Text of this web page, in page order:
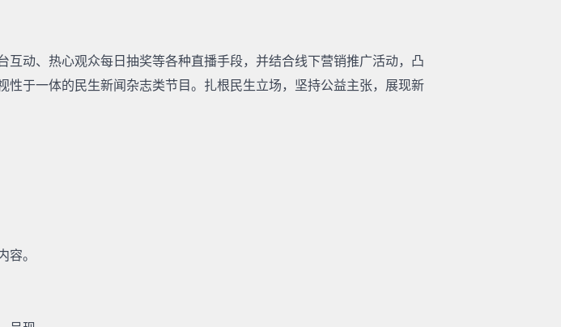
动、热心观众每日抽奖等各种直播手段，并结合线下营销推广活动，凸
于一体的民生新闻杂志类节目。扎根民生立场，坚持公益主张，展现新
容。